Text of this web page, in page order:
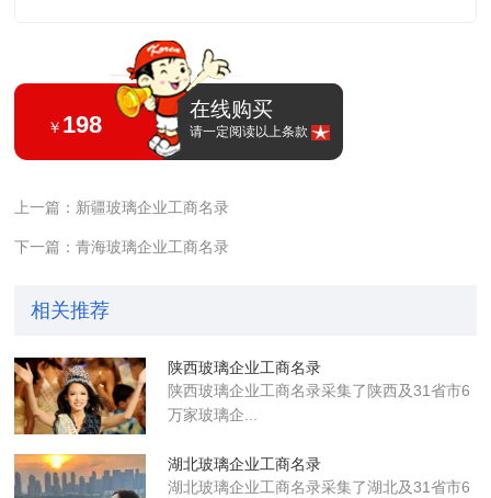
￥ 198
在线购买
请一定阅读以上条款
上一篇：新疆玻璃企业工商名录
下一篇：青海玻璃企业工商名录
相关推荐
陕西玻璃企业工商名录
陕西玻璃企业工商名录采集了陕西及31省市6
万家玻璃企...
湖北玻璃企业工商名录
湖北玻璃企业工商名录采集了湖北及31省市6